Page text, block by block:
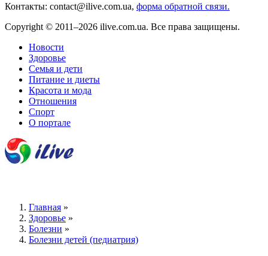
Контакты: contact@ilive.com.ua, форма обратной связи.
Copyright © 2011–2026 ilive.com.ua. Все права защищены.
Новости
Здоровье
Семья и дети
Питание и диеты
Красота и мода
Отношения
Спорт
О портале
Главная »
Здоровье »
Болезни »
Болезни детей (педиатрия)